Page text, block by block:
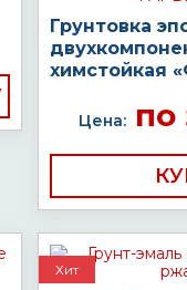
Грунтовка
химстойкая
Цена:по
Хит